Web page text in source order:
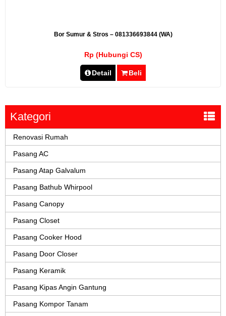
Bor Sumur & Stros – 081336693844 (WA)
Rp (Hubungi CS)
Detail Beli
Kategori
Renovasi Rumah
Pasang AC
Pasang Atap Galvalum
Pasang Bathub Whirpool
Pasang Canopy
Pasang Closet
Pasang Cooker Hood
Pasang Door Closer
Pasang Keramik
Pasang Kipas Angin Gantung
Pasang Kompor Tanam